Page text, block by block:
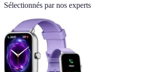
Sélectionnés par nos experts